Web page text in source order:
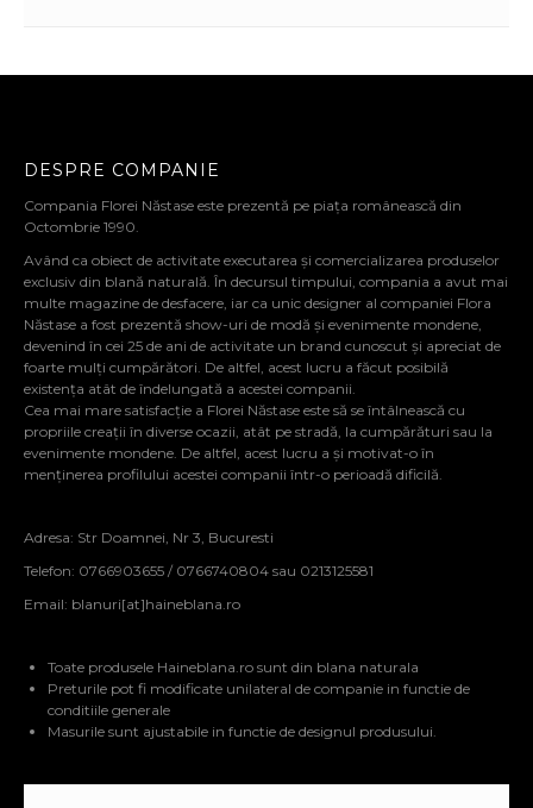
DESPRE COMPANIE
Compania Florei Năstase este prezentă pe piața românească din
Octombrie 1990.
Având ca obiect de activitate executarea și comercializarea produselor
exclusiv din blană naturală. În decursul timpului, compania a avut mai
multe magazine de desfacere, iar ca unic designer al companiei Flora
Năstase a fost prezentă show-uri de modă și evenimente mondene,
devenind în cei 25 de ani de activitate un brand cunoscut și apreciat de
foarte mulți cumpărători. De altfel, acest lucru a făcut posibilă
existența atât de îndelungată a acestei companii.
Cea mai mare satisfacție a Florei Năstase este să se întâlnească cu
propriile creații în diverse ocazii, atât pe stradă, la cumpărături sau la
evenimente mondene. De altfel, acest lucru a și motivat-o în
menținerea profilului acestei companii într-o perioadă dificilă.
Adresa: Str Doamnei, Nr 3, Bucuresti
Telefon: 0766903655 / 0766740804 sau 0213125581
Email: blanuri[at]haineblana.ro
Toate produsele Haineblana.ro sunt din blana naturala
Preturile pot fi modificate unilateral de companie in functie de
conditiile generale
Masurile sunt ajustabile in functie de designul produsului.